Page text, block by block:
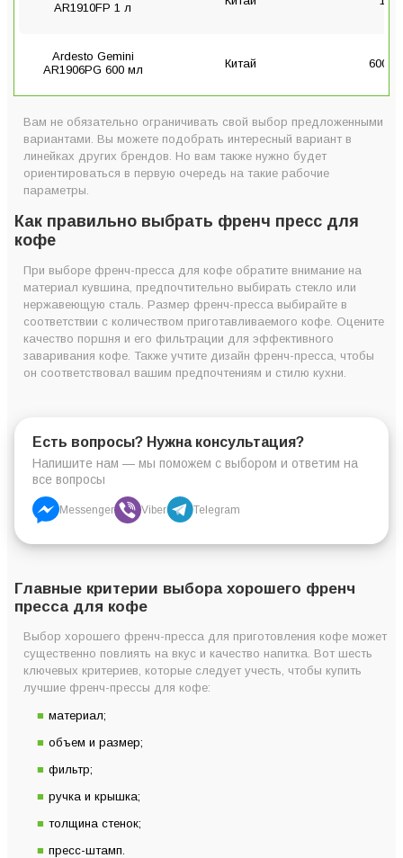
AR1910FP 1 л
Ardesto Gemini
AR1906PG 600 мл
Китай 600
Вам не обязательно ограничивать свой выбор предложенными
вариантами. Вы можете подобрать интересный вариант в
линейках других брендов. Но вам также нужно будет
ориентироваться в первую очередь на такие рабочие
параметры.
Как правильно выбрать френч пресс для
кофе
При выборе френч-пресса для кофе обратите внимание на
материал кувшина, предпочтительно выбирать стекло или
нержавеющую сталь. Размер френч-пресса выбирайте в
соответствии с количеством приготавливаемого кофе. Оцените
качество поршня и его фильтрации для эффективного
заваривания кофе. Также учтите дизайн френч-пресса, чтобы
он соответствовал вашим предпочтениям и стилю кухни.
Есть вопросы? Нужна консультация?
Напишите нам — мы поможем с выбором и ответим на
все вопросы
Messenger Viber Telegram
Главные критерии выбора хорошего френч
пресса для кофе
Выбор хорошего френч-пресса для приготовления кофе может
существенно повлиять на вкус и качество напитка. Вот шесть
ключевых критериев, которые следует учесть, чтобы купить
лучшие френч-прессы для кофе:
материал;
объем и размер;
фильтр;
ручка и крышка;
толщина стенок;
пресс-штамп.